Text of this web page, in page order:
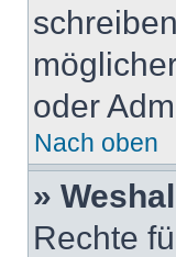
oder
Nach oben
»
Rechte